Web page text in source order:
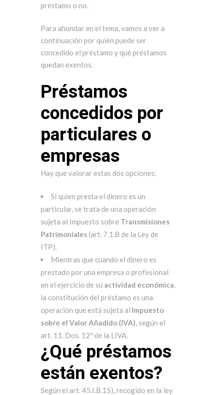
préstamo o no.
Para ahondar en el tema, vamos a ver a
continuación por quién puede ser
concedido el préstamo y qué préstamos
quedan exentos.
Préstamos
concedidos por
particulares o
empresas
Hay que valorar estas dos opciones:
Si quien presta el dinero es un
particular, se trata de una operación
sujeta al Impuesto sobre Transmisiones
Patrimoniales(art. 7.1.B de la Ley de
ITP).
Mientras que cuando el dinero es
prestado por una empresa o profesional
en el ejercicio de su actividad económica,
la constitución del préstamo es una
operación que está sujeta al Impuesto
sobre el Valor Añadido (IVA), según el
art. 11. Dos. 12º de la LIVA.
¿Qué préstamos
están exentos?
Según el art. 45.I.B.15), recogido en la ley